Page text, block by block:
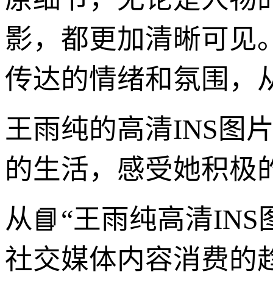
影，都更加清晰可见
传达的情绪和氛围，
王雨纯的高清INS图
的生活，感受她积极
从📘“王雨纯高清
社交媒体内容消费的